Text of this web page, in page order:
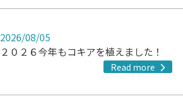
2026/08/05
２０２６今年もコキアを植えました！
Read more